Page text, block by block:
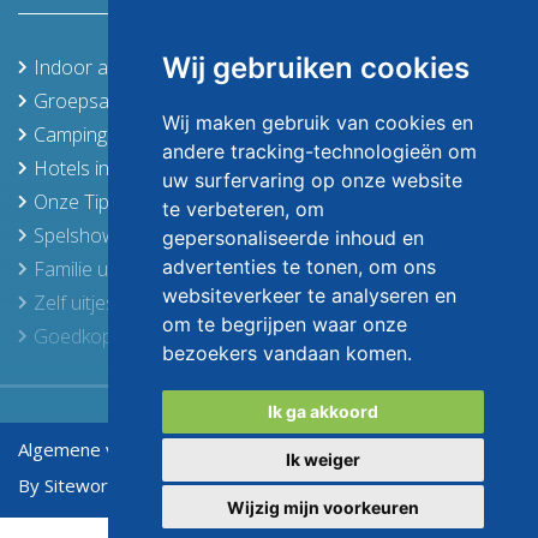
Wij gebruiken cookies
Wij maken gebruik van cookies en
andere tracking-technologieën om
uw surfervaring op onze website
te verbeteren, om
gepersonaliseerde inhoud en
advertenties te tonen, om ons
websiteverkeer te analyseren en
om te begrijpen waar onze
bezoekers vandaan komen.
Ik ga akkoord
Ik weiger
Wijzig mijn voorkeuren
Onderweg zijn verschillende horecagelenheden om lekker
over de routes. Kies de route die bij u vaardigheden en
ervaring past. De route start altijd vanaf onze locatie
(Deventerweg 67C in Laren Gld.)
Plaats
en
afstand
Startlocatie
en afstand
tot route
Link route
Lochemseberg
Paars
(21,1
km)
8,7 km tot
startpunt
route.
Route
Groen
km)
tot
startpunt
route.
20,8 km
tot
Indoor activiteiten
Groepsaccommodaties in de Achterhoek en Twente
Campings in de Achterhoek
Hotels in de Achterhoek, Stedendriehoek en Twente
Onze Tips
Spelshows
Familie uitjes
Zelf uitjes samenstellen
Goedkope activiteiten
Uitjes met overnachting
Bijzonder Trouwvervoer
Algemene voorwaarden
Privacy verklaring
By Sitework